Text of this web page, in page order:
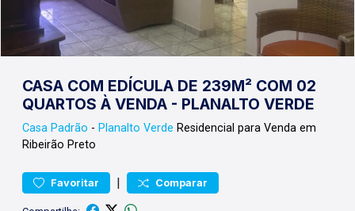
CASA COM EDÍCULA DE 239M² COM 02
QUARTOS À VENDA - PLANALTO VERDE
Casa Padrão - Planalto Verde Residencial para Venda em
Ribeirão Preto
Favoritar | Comparar